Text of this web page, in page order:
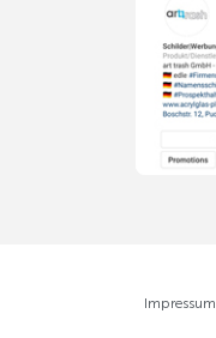
Impressum